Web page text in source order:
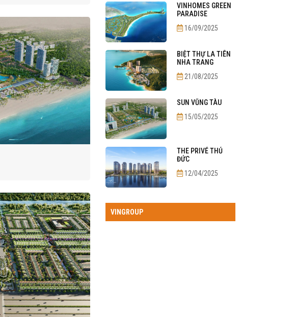
mang dấu ấn của một tổ hợp căn …Chi tiết
VINHOMES GREEN
PARADISE
16/09/2025
BIỆT THỰ LA TIÊN
NHA TRANG
21/08/2025
SUN VŨNG TÀU
15/05/2025
THE PRIVÉ THỦ
ĐỨC
12/04/2025
VINGROUP